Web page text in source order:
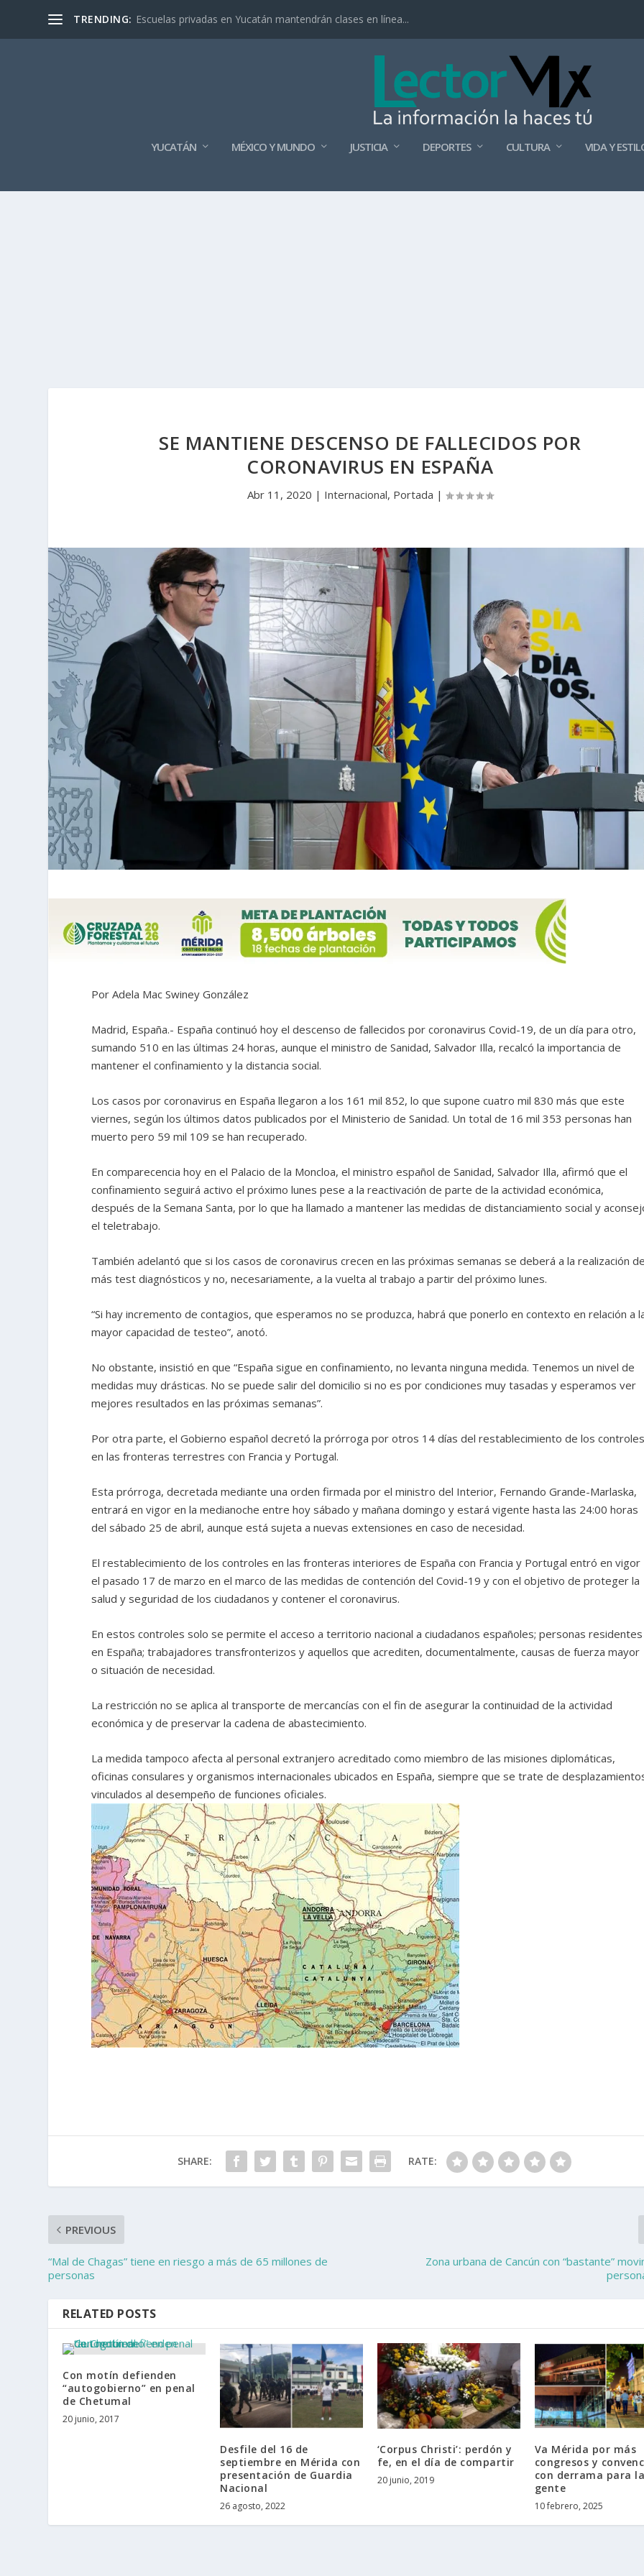
TRENDING: Escuelas privadas en Yucatán mantendrán clases en línea...
YUCATÁN MÉXICO Y MUNDO JUSTICIA DEPORTES CULTURA VIDA Y
SE MANTIENE DESCENSO DE FALLECIDOS POR
CORONAVIRUS EN ESPAÑA
Abr 11, 2020 | Internacional, Portada |
Por Adela Mac Swiney González
Madrid, España.- España continuó hoy el descenso de fallecidos por coronavirus Covid-19, de un día para otro,
sumando 510 en las últimas 24 horas, aunque el ministro de Sanidad, Salvador Illa, recalcó la importancia de
mantener el confinamiento y la distancia social.
Los casos por coronavirus en España llegaron a los 161 mil 852, lo que supone cuatro mil 830 más que este
viernes, según los últimos datos publicados por el Ministerio de Sanidad. Un total de 16 mil 353 personas han
muerto pero 59 mil 109 se han recuperado.
En comparecencia hoy en el Palacio de la Moncloa, el ministro español de Sanidad, Salvador Illa, afirmó que el
confinamiento seguirá activo el próximo lunes pese a la reactivación de parte de la actividad económica,
después de la Semana Santa, por lo que ha llamado a mantener las medidas de distanciamiento social y
el teletrabajo.
También adelantó que si los casos de coronavirus crecen en las próximas semanas se deberá a la realización
más test diagnósticos y no, necesariamente, a la vuelta al trabajo a partir del próximo lunes.
“Si hay incremento de contagios, que esperamos no se produzca, habrá que ponerlo en contexto en relación a
mayor capacidad de testeo”, anotó.
No obstante, insistió en que “España sigue en confinamiento, no levanta ninguna medida. Tenemos un nivel de
medidas muy drásticas. No se puede salir del domicilio si no es por condiciones muy tasadas y esperamos ver
mejores resultados en las próximas semanas”.
Por otra parte, el Gobierno español decretó la prórroga por otros 14 días del restablecimiento de los
en las fronteras terrestres con Francia y Portugal.
Esta prórroga, decretada mediante una orden firmada por el ministro del Interior, Fernando Grande-Marlaska,
entrará en vigor en la medianoche entre hoy sábado y mañana domingo y estará vigente hasta las 24:00 horas
del sábado 25 de abril, aunque está sujeta a nuevas extensiones en caso de necesidad.
El restablecimiento de los controles en las fronteras interiores de España con Francia y Portugal entró en vigor
el pasado 17 de marzo en el marco de las medidas de contención del Covid-19 y con el objetivo de proteger la
salud y seguridad de los ciudadanos y contener el coronavirus.
En estos controles solo se permite el acceso a territorio nacional a ciudadanos españoles; personas residentes
en España; trabajadores transfronterizos y aquellos que acrediten, documentalmente, causas de fuerza mayor
o situación de necesidad.
La restricción no se aplica al transporte de mercancías con el fin de asegurar la continuidad de la actividad
económica y de preservar la cadena de abastecimiento.
La medida tampoco afecta al personal extranjero acreditado como miembro de las misiones diplomáticas,
oficinas consulares y organismos internacionales ubicados en España, siempre que se trate de
vinculados al desempeño de funciones oficiales.
SHARE: RATE:
PREVIOUS
“Mal de Chagas” tiene en riesgo a más de 65 millones de
personas
Zona urbana de Cancún con “bastante”
RELATED POSTS
Con motín defienden
“autogobierno” en penal
de Chetumal
20 junio, 2017
Desfile del 16 de
septiembre en Mérida con
presentación de Guardia
Nacional
26 agosto, 2022
‘Corpus Christi’: perdón y
fe, en el día de compartir
20 junio, 2019
Va Mérida por más
congresos y
con derrama para
gente
10 febrero, 2025